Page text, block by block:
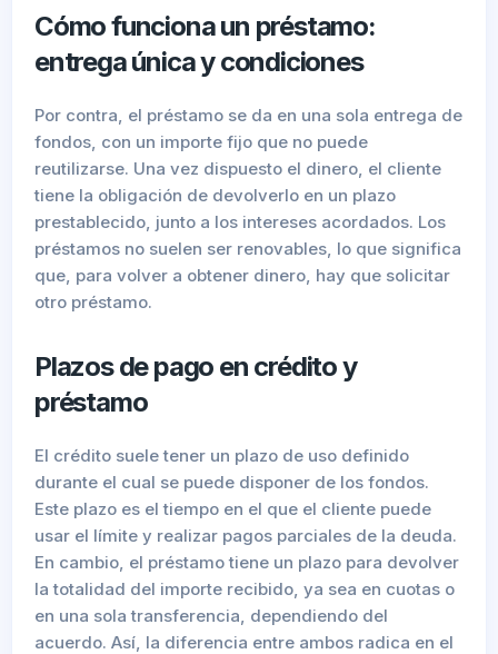
Cómo funciona un préstamo:
entrega única y condiciones
Por contra, el préstamo se da en una sola entrega de
fondos, con un importe fijo que no puede
reutilizarse. Una vez dispuesto el dinero, el cliente
tiene la obligación de devolverlo en un plazo
prestablecido, junto a los intereses acordados. Los
préstamos no suelen ser renovables, lo que significa
que, para volver a obtener dinero, hay que solicitar
otro préstamo.
Plazos de pago en crédito y
préstamo
El crédito suele tener un plazo de uso definido
durante el cual se puede disponer de los fondos.
Este plazo es el tiempo en el que el cliente puede
usar el límite y realizar pagos parciales de la deuda.
En cambio, el préstamo tiene un plazo para devolver
la totalidad del importe recibido, ya sea en cuotas o
en una sola transferencia, dependiendo del
acuerdo. Así, la diferencia entre ambos radica en el